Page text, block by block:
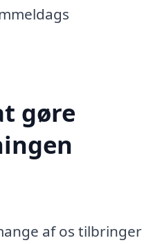
gøre
af os tilbringer